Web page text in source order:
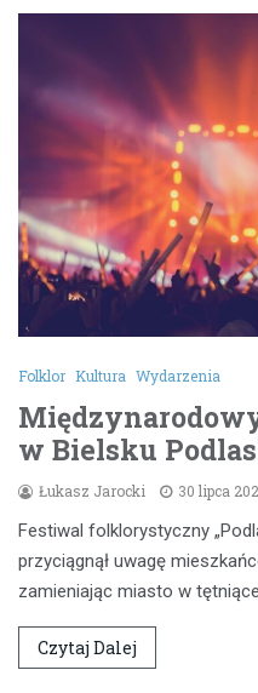
Folklor Kultura Wydarzenia
w Bielsku
Łukasz Jarocki 30 lipca
Festiwal folklorystyczny
przyciągnął uwagę
zamieniając miasto w
Czytaj Dalej